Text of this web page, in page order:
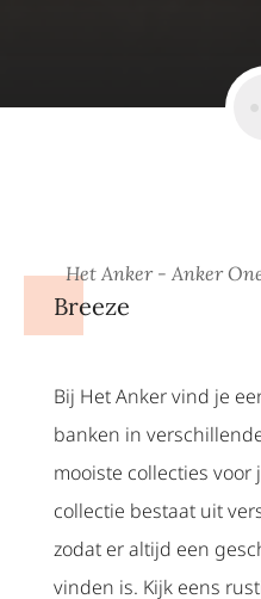
Het Anker - Anker
Breeze
Bij Het Anker vind je
banken in
mooiste collecties
collectie bestaat uit
zodat er altijd een
vinden is. Kijk eens